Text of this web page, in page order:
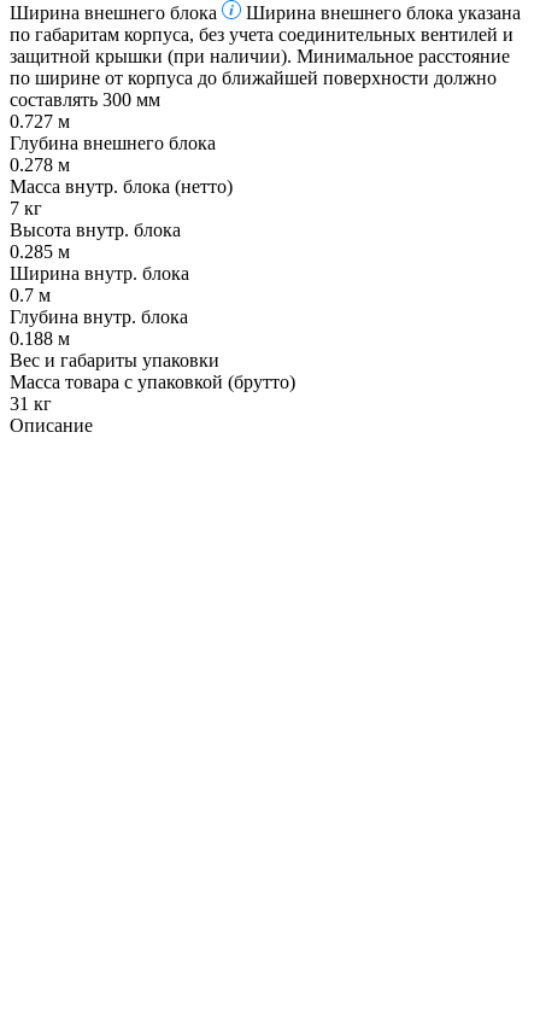
Ширина внешнего блока
Ширина внешнего блока указана
по габаритам корпуса, без учета соединительных вентилей и
защитной крышки (при наличии). Минимальное расстояние
по ширине от корпуса до ближайшей поверхности должно
составлять 300 мм
0.727 м
Глубина внешнего блока
0.278 м
Масса внутр. блока (нетто)
7 кг
Высота внутр. блока
0.285 м
Ширина внутр. блока
0.7 м
Глубина внутр. блока
0.188 м
Вес и габариты упаковки
Масса товара с упаковкой (брутто)
31 кг
Описание